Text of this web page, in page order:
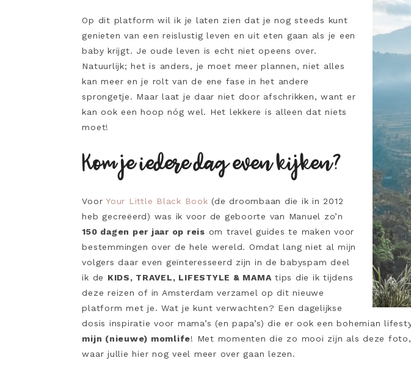
Op dit platform wil ik je laten zien dat je nog steeds kunt
genieten van een reislustig leven en uit eten gaan als je een
baby krijgt. Je oude leven is echt niet opeens over.
Natuurlijk; het is anders, je moet meer plannen, niet alles
kan meer en je rolt van de ene fase in het andere
sprongetje. Maar laat je daar niet door afschrikken, want er
kan ook een hoop nóg wel. Het lekkere is alleen dat niets
moet!
Kom je iedere dag even kijken?
Voor Your Little Black Book (de droombaan die ik in 2012
heb gecreëerd) was ik voor de geboorte van Manuel zo’n
150 dagen per jaar op reis om travel guides te maken voor
bestemmingen over de hele wereld. Omdat lang niet al mijn
volgers daar even geïnteresseerd zijn in de babyspam deel
ik de KIDS, TRAVEL, LIFESTYLE & MAMA tips die ik tijdens
deze reizen of in Amsterdam verzamel op dit nieuwe
platform met je. Wat je kunt verwachten? Een dagelijkse
dosis inspiratie voor mama’s (en papa’s) die er ook een bohemian
mijn (nieuwe) momlife! Met momenten die zo mooi zijn als deze
waar jullie hier nog veel meer over gaan lezen.